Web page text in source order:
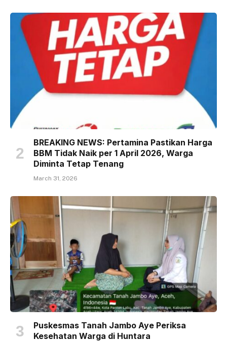
BREAKING NEWS: Pertamina Pastikan Harga
BBM Tidak Naik per 1 April 2026, Warga
Diminta Tetap Tenang
March 31, 2026
Puskesmas Tanah Jambo Aye Periksa
Kesehatan Warga di Huntara